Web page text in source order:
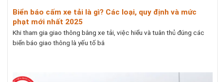
Biển báo cấm xe tải là gì? Các loại, quy định và mức
phạt mới nhất 2025
Khi tham gia giao thông bằng xe tải, việc hiểu và tuân thủ đúng các
biển báo giao thông là yếu tố bắ